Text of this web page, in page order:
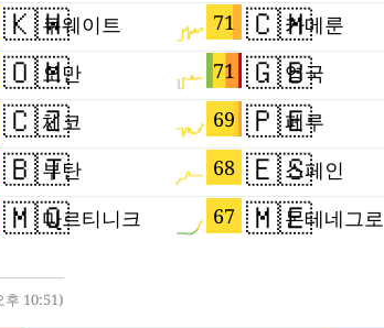
🇰🇼 71
쿠웨이트
🇴🇲 71
오만
🇨🇿 69
체코
🇧🇹 68
부탄
🇲🇶 67
마르티니크
🇨🇲카메룬
🇬🇧
영국
🇵🇪
페루
🇪🇸스페인
🇲🇪몬테네그로
후 10:51)